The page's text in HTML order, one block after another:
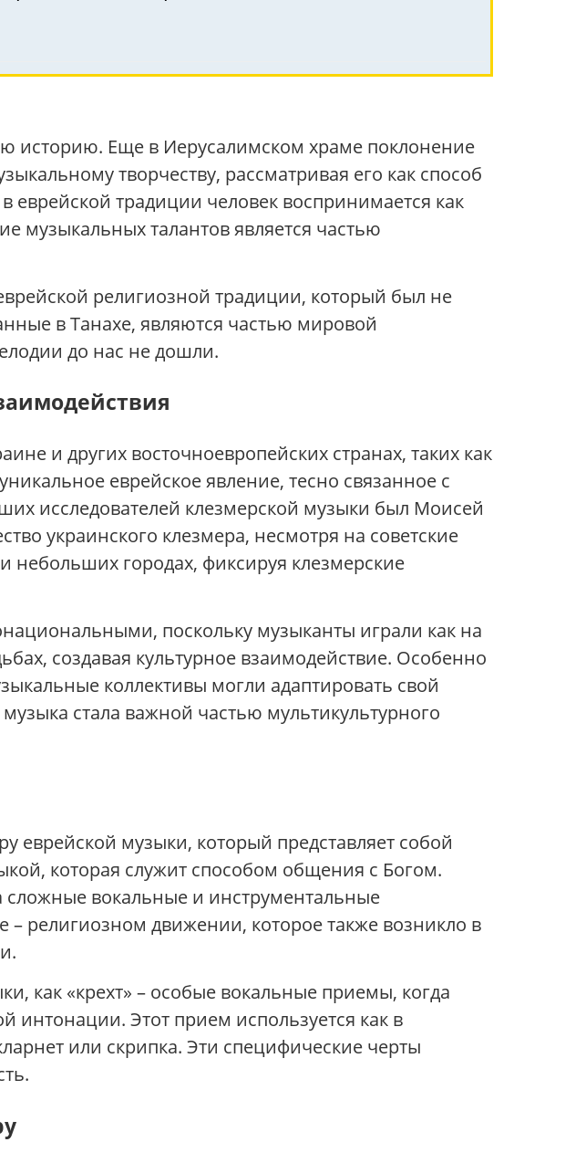
историю. Еще в Иерусалимском храме поклонение
творчеству, рассматривая его как способ
еврейской традиции человек воспринимается как
музыкальных талантов является частью
религиозной традиции, который был не
в Танахе, являются частью мировой
до нас не дошли.
и других восточноевропейских странах, таких как
еврейское явление, тесно связанное с
исследователей клезмерской музыки был Моисей
украинского клезмера, несмотря на советские
небольших городах, фиксируя клезмерские
поскольку музыканты играли как на
создавая культурное взаимодействие. Особенно
коллективы могли адаптировать свой
стала важной частью мультикультурного
еврейской музыки, который представляет собой
которая служит способом общения с Богом.
сложные вокальные и инструментальные
религиозном движении, которое также возникло в
как «крехт» – особые вокальные приемы, когда
интонации. Этот прием используется как в
или скрипка. Эти специфические черты